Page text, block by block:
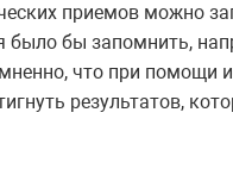
приемов можно
бы запомнить,
что при помощи
результатов,